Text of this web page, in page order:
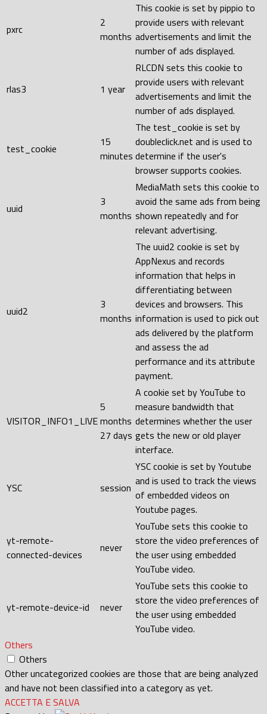
pxrc
2
months
This cookie is set by pippio to
provide users with relevant
advertisements and limit the
number of ads displayed.
rlas3 1 year
RLCDN sets this cookie to
provide users with relevant
advertisements and limit the
number of ads displayed.
test_cookie
15
minutes
The test_cookie is set by
doubleclick.net and is used to
determine if the user's
browser supports cookies.
uuid
3
months
MediaMath sets this cookie to
avoid the same ads from being
shown repeatedly and for
relevant advertising.
uuid2
3
months
The uuid2 cookie is set by
AppNexus and records
information that helps in
differentiating between
devices and browsers. This
information is used to pick out
ads delivered by the platform
and assess the ad
performance and its attribute
payment.
VISITOR_INFO1_LIVE
5
months
27 days
A cookie set by YouTube to
measure bandwidth that
determines whether the user
gets the new or old player
interface.
YSC session
YSC cookie is set by Youtube
and is used to track the views
of embedded videos on
Youtube pages.
yt-remote-
connected-devices
never
YouTube sets this cookie to
store the video preferences of
the user using embedded
YouTube video.
yt-remote-device-id never
YouTube sets this cookie to
store the video preferences of
the user using embedded
YouTube video.
Others
Others
Other uncategorized cookies are those that are being analyzed
and have not been classified into a category as yet.
ACCETTA E SALVA